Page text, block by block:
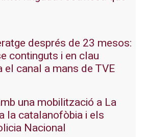
després de 23 mesos:
continguts i en clau
el canal a mans de TVE
una mobilització a La
la catalanofòbia i els
Nacional